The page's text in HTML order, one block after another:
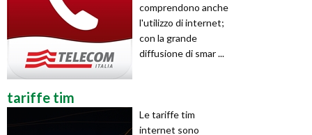
comprendono anche
l'utilizzo di internet;
con la grande
diffusione di smar ...
tariffe tim
Le tariffe tim
internet sono